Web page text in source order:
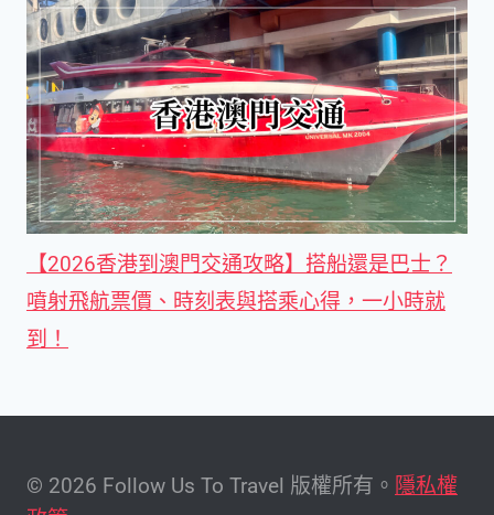
【2026香港到澳門交通攻略】搭船還是巴士？
噴射飛航票價、時刻表與搭乘心得，一小時就
到！
© 2026 Follow Us To Travel 版權所有。 隱私權